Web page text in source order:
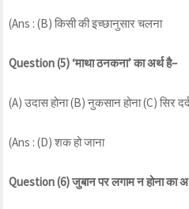
(Ans : (B) किसी की इच्छानुसार चलना
Question (5) ‘माथा ठनकना’ का अर्थ है–
(A) उदास होना (B) नुकसान होना (C) सिर
(Ans : (D) शक हो जाना
Question (6) जुबान पर लगाम न होना का